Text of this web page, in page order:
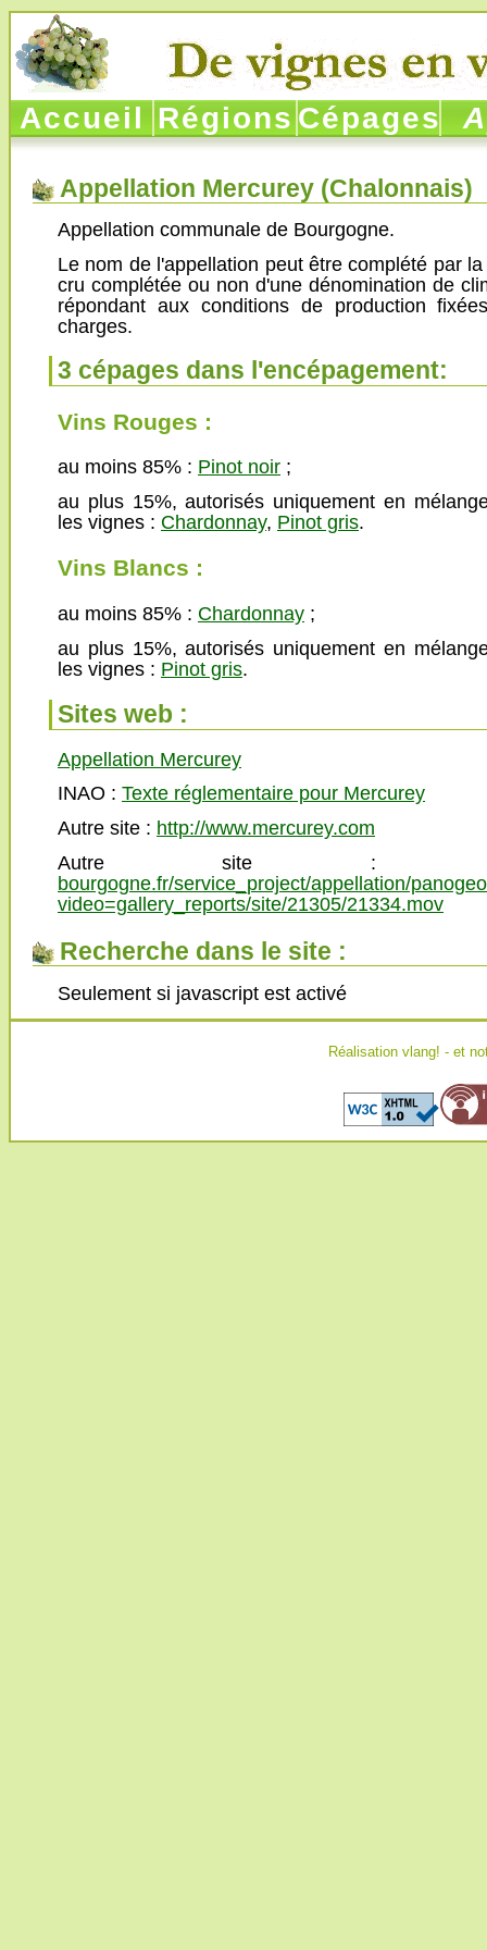
Accueil Régions Cépages
Appellation Mercurey (Chalonnais)
Appellation communale de Bourgogne.
Le nom de l'appellation peut être complété par
cru complétée ou non d'une dénomination de
répondant aux conditions de production
charges.
3 cépages dans l'encépagement:
Vins Rouges :
au moins 85% : Pinot noir ;
au plus 15%, autorisés uniquement en
les vignes : Chardonnay, Pinot gris.
Vins Blancs :
au moins 85% : Chardonnay ;
au plus 15%, autorisés uniquement en
les vignes : Pinot gris.
Sites web :
Appellation Mercurey
INAO : Texte réglementaire pour Mercurey
Autre site : http://www.mercurey.com
Autre site
bourgogne.fr/service_project/appellation/
video=gallery_reports/site/21305/21334.mov
Recherche dans le site :
Seulement si javascript est activé
Réalisation vlang! - et